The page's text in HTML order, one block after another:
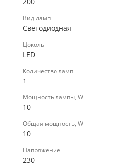
200
Вид ламп
Светодиодная
Цоколь
LED
Количество ламп
1
Мощность лампы, W
10
Общая мощность, W
10
Напряжение
230